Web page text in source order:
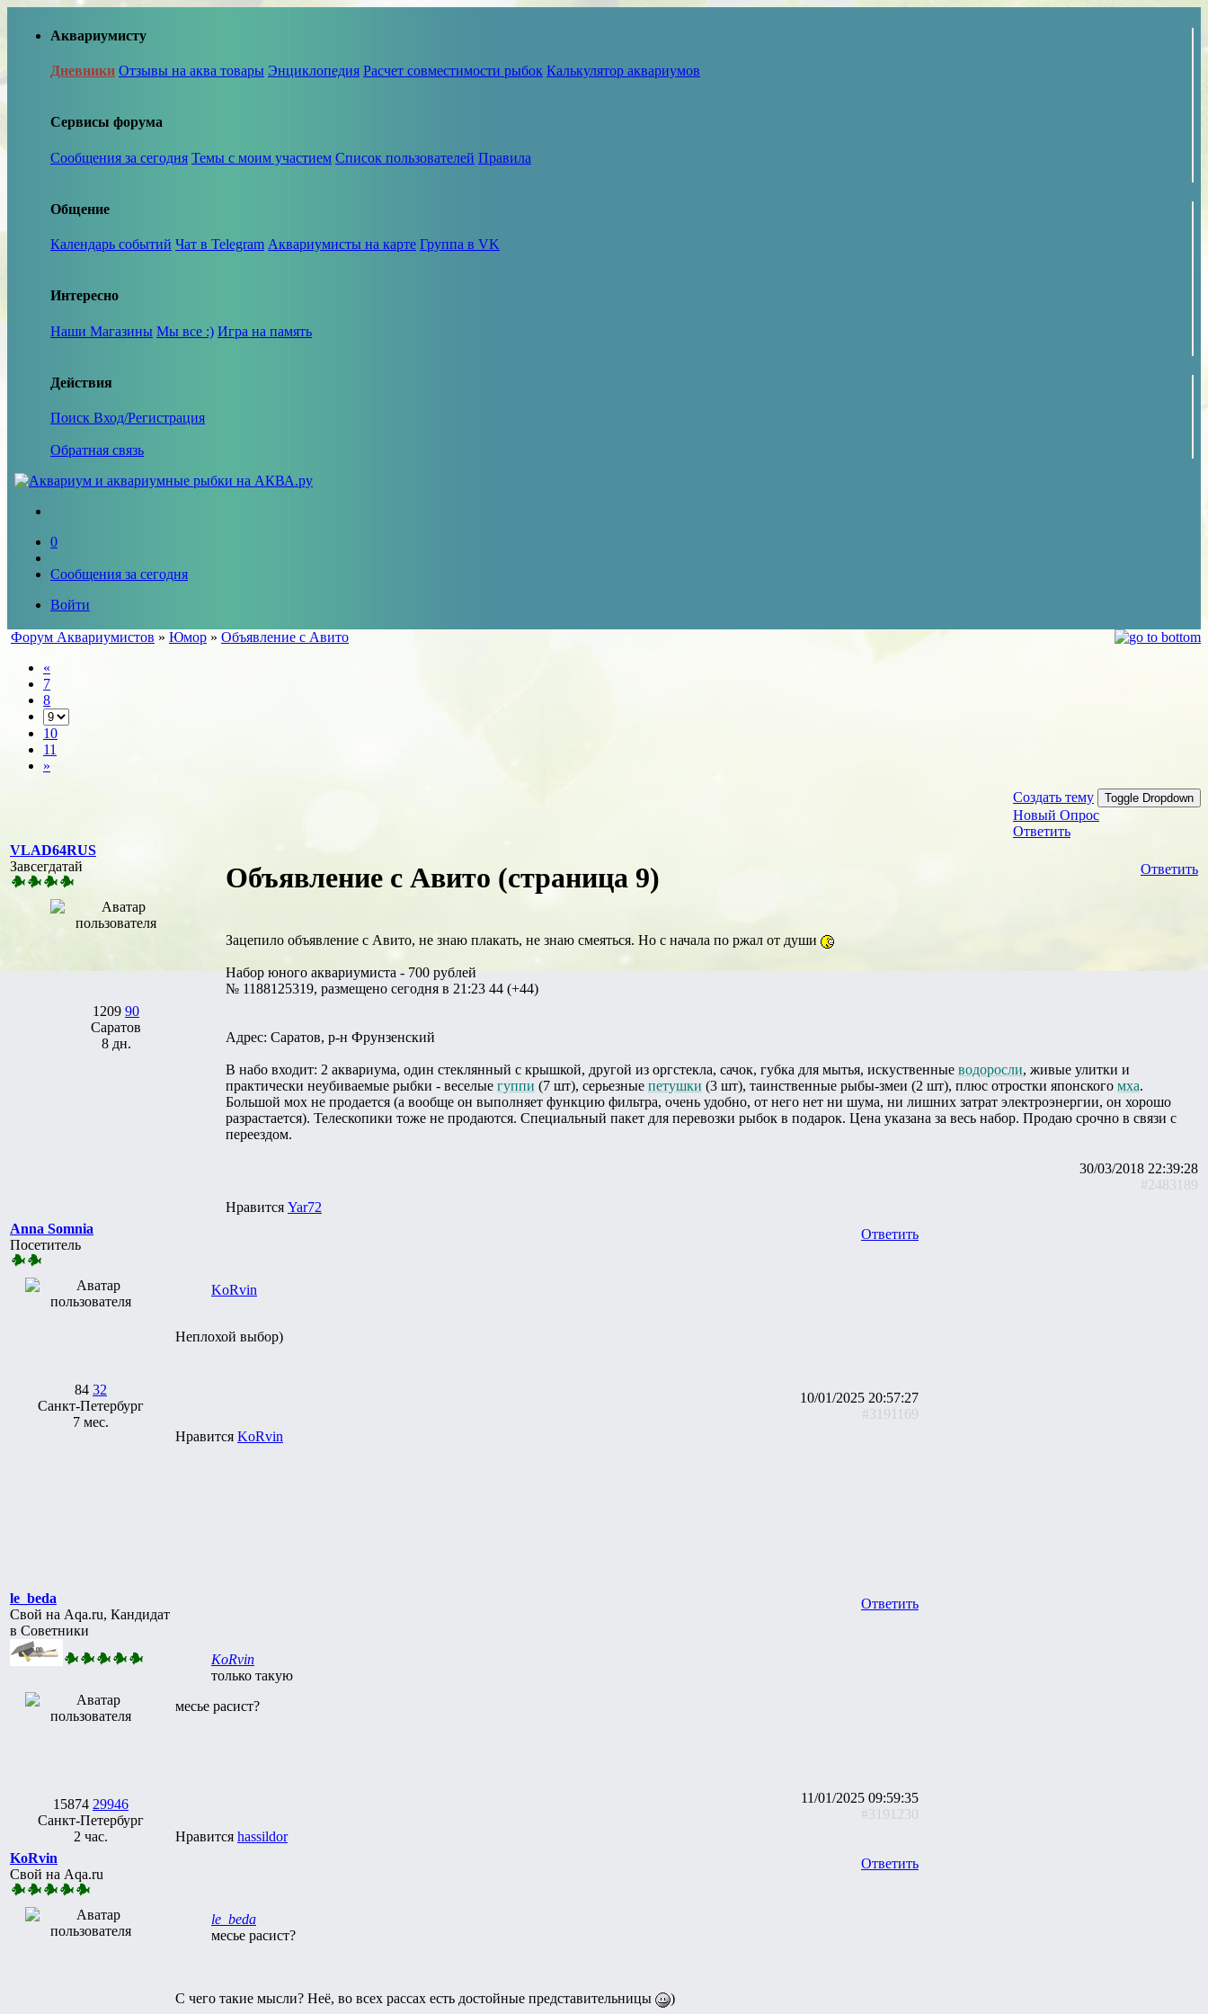
Аквариумисту
Дневники Отзывы на аква товары Энциклопедия Расчет совместимости рыбок Калькулятор аквариумов
Сервисы форума
Сообщения за сегодня Темы с моим участием Список пользователей Правила
Общение
Календарь событий Чат в Telegram Аквариумисты на карте Группа в VK
Интересно
Наши Магазины Мы все :) Игра на память
Действия
Поиск Вход/Регистрация
Обратная связь
0
Сообщения за сегодня
Войти
Форум Аквариумистов » Юмор » Объявление с Авито
«
7
8
10
11
»
Создать тему Toggle Dropdown
Новый Опрос
Ответить
VLAD64RUS
Завсегдатай
1209 90
Саратов
8 дн.
Ответить
Объявление с Авито (страница 9)
Зацепило объявление с Авито, не знаю плакать, не знаю смеяться. Но с начала по ржал от души
Набор юного аквариумиста - 700 рублей
№ 1188125319, размещено сегодня в 21:23 44 (+44)
Адрес: Саратов, р-н Фрунзенский
В набо входит: 2 аквариума, один стеклянный с крышкой, другой из оргстекла, сачок, губка для мытья, искуственные водоросли, живые улитки и
практически неубиваемые рыбки - веселые гуппи (7 шт), серьезные петушки (3 шт), таинственные рыбы-змеи (2 шт), плюс отростки японского мха.
Большой мох не продается (а вообще он выполняет функцию фильтра, очень удобно, от него нет ни шума, ни лишних затрат электроэнергии, он хорошо
разрастается). Телескопики тоже не продаются. Специальный пакет для перевозки рыбок в подарок. Цена указана за весь набор. Продаю срочно в связи с
переездом.
30/03/2018 22:39:28
#2483189
Нравится Yar72
Anna Somnia
Посетитель
84 32
Санкт-Петербург
7 мес.
Ответить
KoRvin
Неплохой выбор)
10/01/2025 20:57:27
#3191169
Нравится KoRvin
le_beda
Свой на Aqa.ru, Кандидат
в Советники
15874 29946
Санкт-Петербург
2 час.
Ответить
KoRvin
только такую
месье расист?
11/01/2025 09:59:35
#3191230
Нравится hassildor
KoRvin
Свой на Aqa.ru
Ответить
le_beda
месье расист?
С чего такие мысли? Неё, во всех рассах есть достойные представительницы )